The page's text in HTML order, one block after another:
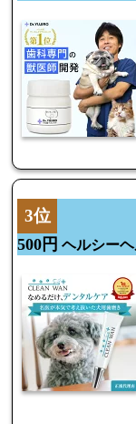
3位
500円 ヘルシー